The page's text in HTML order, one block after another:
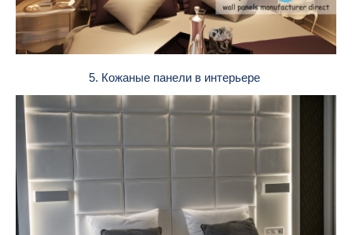
5. Кожаные панели в интерьере